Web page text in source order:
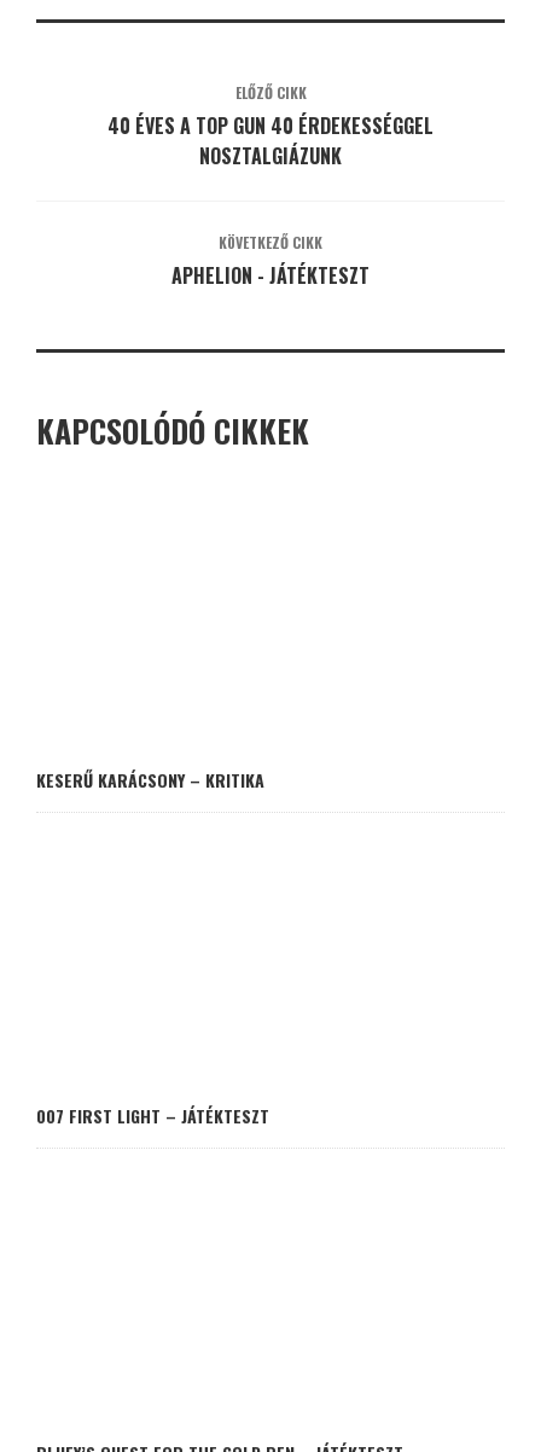
ELŐZŐ CIKK
40 ÉVES A TOP GUN 40 ÉRDEKESSÉGGEL
NOSZTALGIÁZUNK
KÖVETKEZŐ CIKK
APHELION - JÁTÉKTESZT
KAPCSOLÓDÓ CIKKEK
KESERŰ KARÁCSONY – KRITIKA
007 FIRST LIGHT – JÁTÉKTESZT